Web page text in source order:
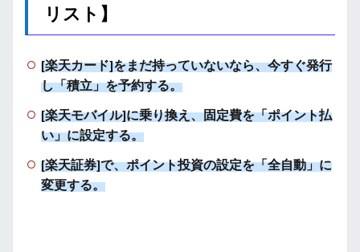
リスト】
[楽天カード]をまだ持っていないなら、今すぐ発行
し「積立」を予約する。
[楽天モバイル]に乗り換え、固定費を「ポイント払
い」に設定する。
[楽天証券]で、ポイント投資の設定を「全自動」に
変更する。